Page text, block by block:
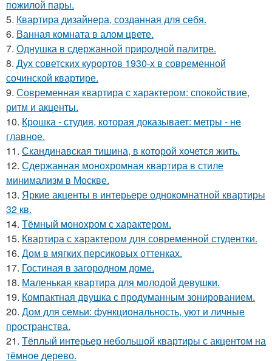
пожилой пары.
5. Квартира дизайнера, созданная для себя.
6. Ванная комната в алом цвете.
7. Однушка в сдержанной природной палитре.
8. Дух советских курортов 1930-х в современной
сочинской квартире.
9. Современная квартира с характером: спокойствие,
ритм и акценты.
10. Крошка - студия, которая доказывает: метры - не
главное.
11. Скандинавская тишина, в которой хочется жить.
12. Сдержанная монохромная квартира в стиле
минимализм в Москве.
13. Яркие акценты в интерьере однокомнатной квартиры
32 кв.
14. Тёмный монохром с характером.
15. Квартира с характером для современной студентки.
16. Дом в мягких персиковых оттенках.
17. Гостиная в загородном доме.
18. Маленькая квартира для молодой девушки.
19. Компактная двушка с продуманным зонированием.
20. Дом для семьи: функциональность, уют и личные
пространства.
21. Тёплый интерьер небольшой квартиры с акцентом на
тёмное дерево.